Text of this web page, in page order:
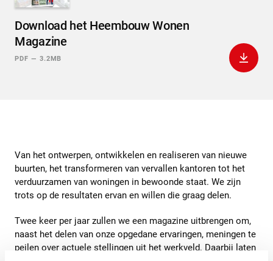
Download het Heembouw Wonen
Magazine
PDF — 3.2MB
Van het ontwerpen, ontwikkelen en realiseren van nieuwe
buurten, het transformeren van vervallen kantoren tot het
verduurzamen van woningen in bewoonde staat. We zijn
trots op de resultaten ervan en willen die graag delen.
Twee keer per jaar zullen we een magazine uitbrengen om,
naast het delen van onze opgedane ervaringen, meningen te
peilen over actuele stellingen uit het werkveld. Daarbij laten